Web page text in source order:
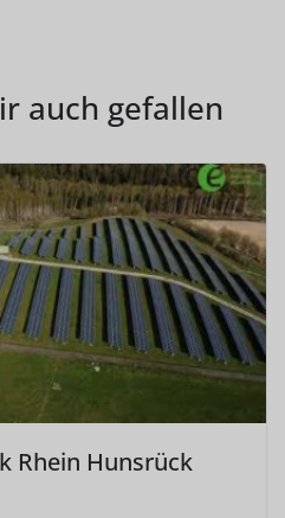
auch gefallen
Rhein Hunsrück